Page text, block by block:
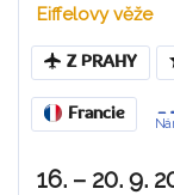
Eiffelovy věže
Z PRAHY
Francie
16. – 20. 9.